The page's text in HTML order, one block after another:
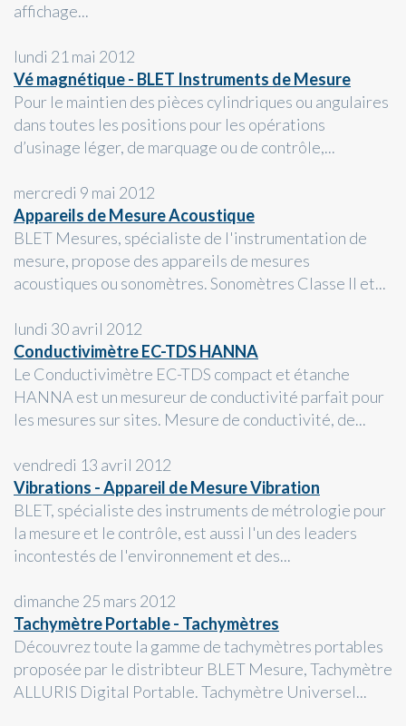
affichage...
lundi 21 mai 2012
Vé magnétique - BLET Instruments de Mesure
Pour le maintien des pièces cylindriques ou angulaires
dans toutes les positions pour les opérations
d’usinage léger, de marquage ou de contrôle,...
mercredi 9 mai 2012
Appareils de Mesure Acoustique
BLET Mesures, spécialiste de l'instrumentation de
mesure, propose des appareils de mesures
acoustiques ou sonomètres. Sonomètres Classe II et...
lundi 30 avril 2012
Conductivimètre EC-TDS HANNA
Le Conductivimètre EC-TDS compact et étanche
HANNA est un mesureur de conductivité parfait pour
les mesures sur sites. Mesure de conductivité, de...
vendredi 13 avril 2012
Vibrations - Appareil de Mesure Vibration
BLET, spécialiste des instruments de métrologie pour
la mesure et le contrôle, est aussi l'un des leaders
incontestés de l'environnement et des...
dimanche 25 mars 2012
Tachymètre Portable - Tachymètres
Découvrez toute la gamme de tachymètres portables
proposée par le distribteur BLET Mesure, Tachymètre
ALLURIS Digital Portable. Tachymètre Universel...